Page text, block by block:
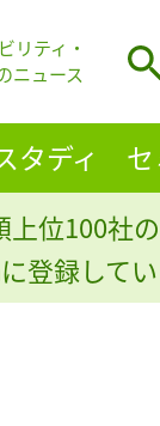
リティ・
ニュース
タディ
上位100社
登録して